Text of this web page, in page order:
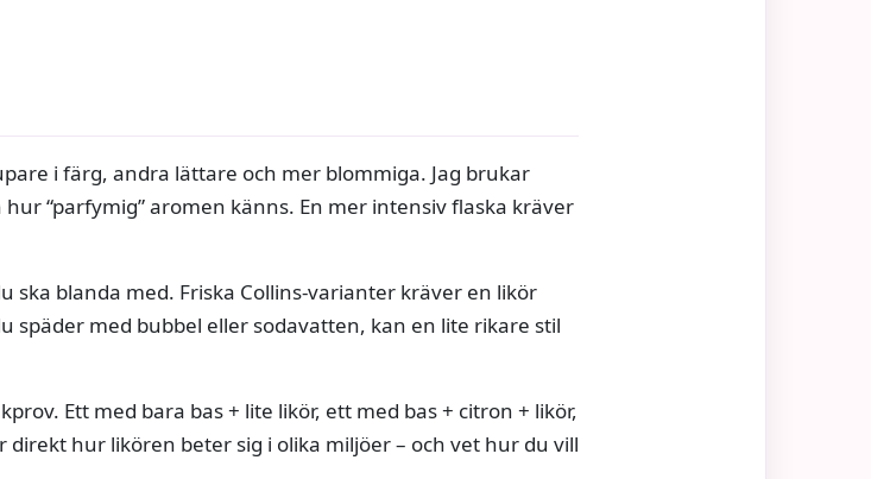
i färg, andra lättare och mer blommiga. Jag brukar
“parfymig” aromen känns. En mer intensiv flaska kräver
ska blanda med. Friska Collins-varianter kräver en likör
späder med bubbel eller sodavatten, kan en lite rikare stil
Ett med bara bas + lite likör, ett med bas + citron + likör,
hur likören beter sig i olika miljöer – och vet hur du vill